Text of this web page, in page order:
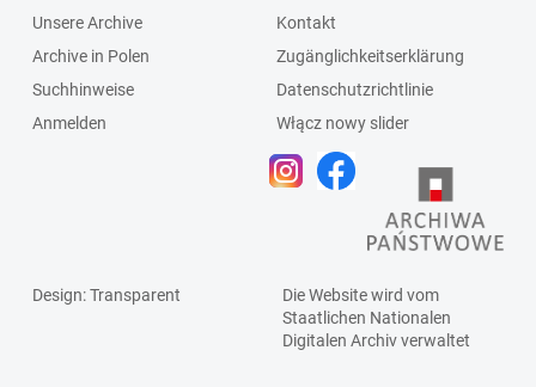
Unsere Archive
Archive in Polen
Suchhinweise
Anmelden
Kontakt
Zugänglichkeitserklärung
Datenschutzrichtlinie
Włącz nowy slider
Design: Transparent
Die Website wird vom
Staatlichen Nationalen
Digitalen Archivverwaltet